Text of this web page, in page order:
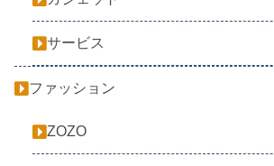
サービス
ファッション
ZOZO